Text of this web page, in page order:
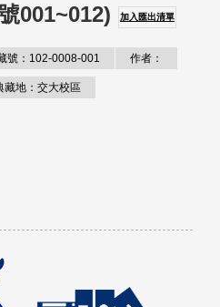
001~012) 加入匯出清單
號：102-0008-001 作者：
藏地：交大校區